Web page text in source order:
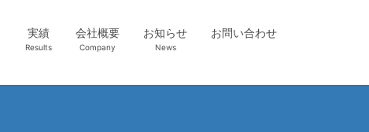
実績
Results
会社概要
Company
お知らせ
News
お問い合わせ